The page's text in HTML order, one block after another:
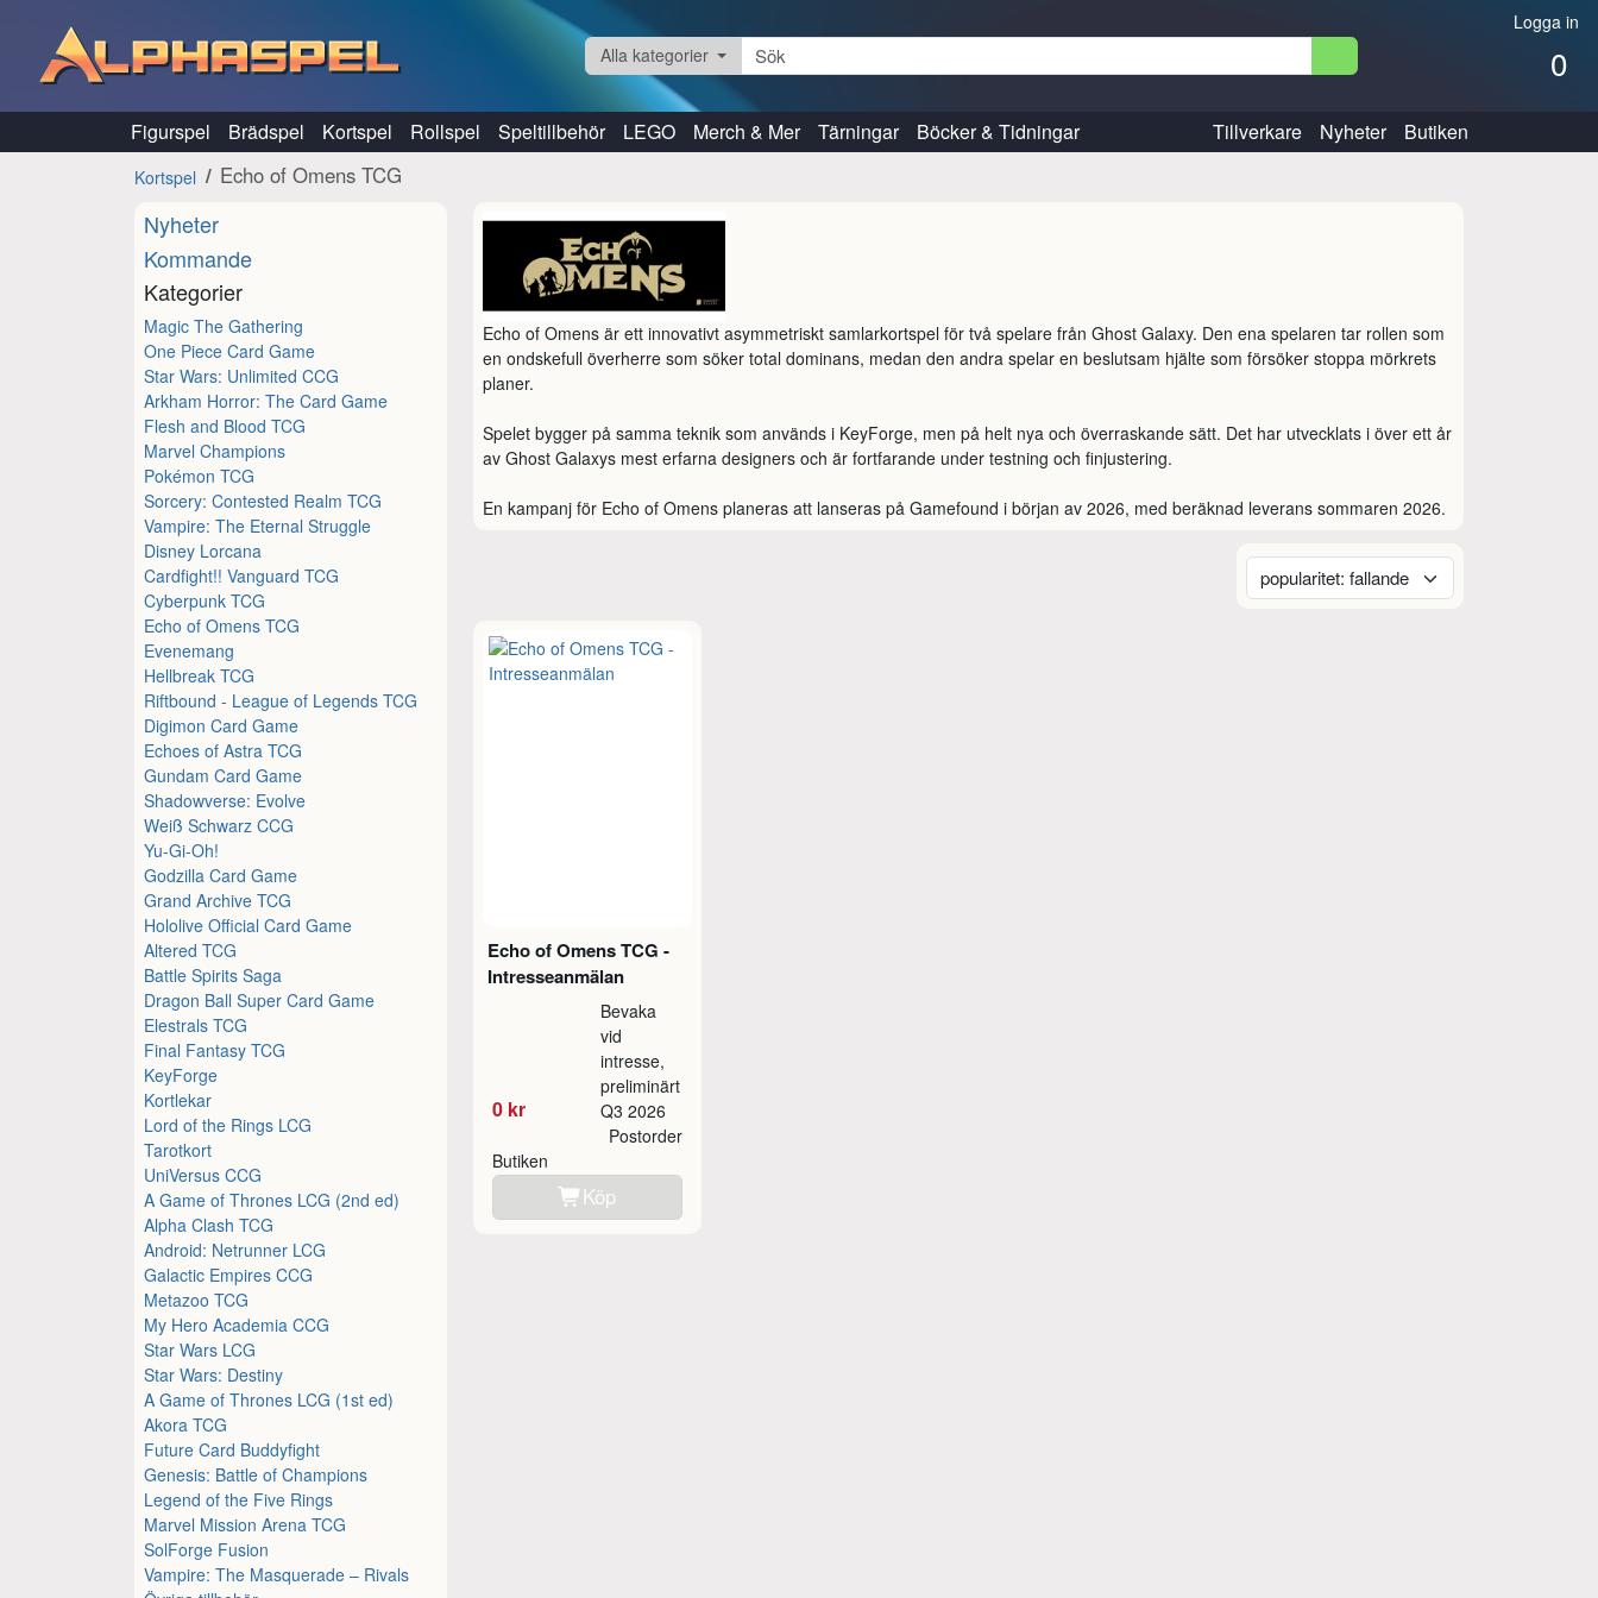
Logga in
0
Alla kategorier
Figurspel Brädspel Kortspel Rollspel Speltillbehör LEGO Merch & Mer Tärningar Böcker & Tidningar Tillverkare Nyheter Butiken
Kortspel Echo of Omens TCG
Nyheter
Kommande
Kategorier
Magic The Gathering
One Piece Card Game
Star Wars: Unlimited CCG
Arkham Horror: The Card Game
Flesh and Blood TCG
Marvel Champions
Pokémon TCG
Sorcery: Contested Realm TCG
Vampire: The Eternal Struggle
Disney Lorcana
Cardfight!! Vanguard TCG
Cyberpunk TCG
Echo of Omens TCG
Evenemang
Hellbreak TCG
Riftbound - League of Legends TCG
Digimon Card Game
Echoes of Astra TCG
Gundam Card Game
Shadowverse: Evolve
Weiß Schwarz CCG
Yu-Gi-Oh!
Godzilla Card Game
Grand Archive TCG
Hololive Official Card Game
Altered TCG
Battle Spirits Saga
Dragon Ball Super Card Game
Elestrals TCG
Final Fantasy TCG
KeyForge
Kortlekar
Lord of the Rings LCG
Tarotkort
UniVersus CCG
A Game of Thrones LCG (2nd ed)
Alpha Clash TCG
Android: Netrunner LCG
Galactic Empires CCG
Metazoo TCG
My Hero Academia CCG
Star Wars LCG
Star Wars: Destiny
A Game of Thrones LCG (1st ed)
Akora TCG
Future Card Buddyfight
Genesis: Battle of Champions
Legend of the Five Rings
Marvel Mission Arena TCG
SolForge Fusion
Vampire: The Masquerade – Rivals
Echo of Omens är ett innovativt asymmetriskt samlarkortspel för två spelare från Ghost Galaxy. Den ena spelaren tar rollen som
en ondskefull överherre som söker total dominans, medan den andra spelar en beslutsam hjälte som försöker stoppa mörkrets
planer.
Spelet bygger på samma teknik som används i KeyForge, men på helt nya och överraskande sätt. Det har utvecklats i över ett år
av Ghost Galaxys mest erfarna designers och är fortfarande under testning och finjustering.
En kampanj för Echo of Omens planeras att lanseras på Gamefound i början av 2026, med beräknad leverans sommaren 2026.
Echo of Omens TCG -
Intresseanmälan
0 kr
Bevaka
vid
intresse,
preliminärt
Q3 2026
Butiken
Postorder
Köp